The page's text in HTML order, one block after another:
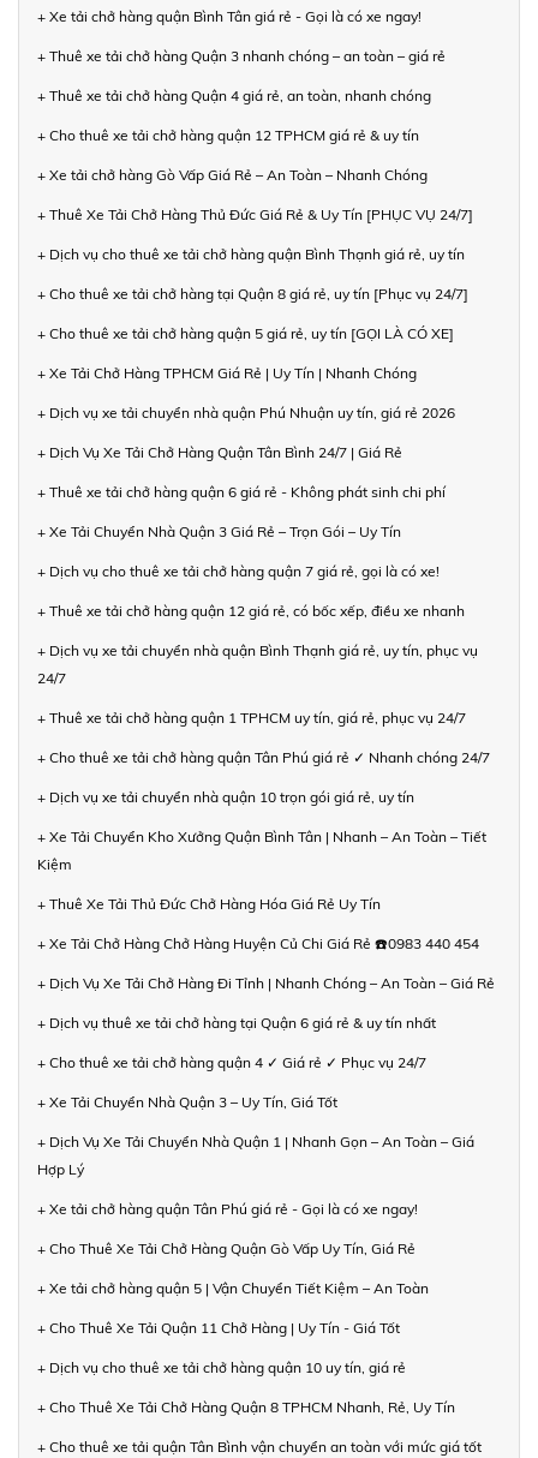
+ Xe tải chở hàng quận Bình Tân giá rẻ - Gọi là có xe ngay!
+ Thuê xe tải chở hàng Quận 3 nhanh chóng – an toàn – giá rẻ
+ Thuê xe tải chở hàng Quận 4 giá rẻ, an toàn, nhanh chóng
+ Cho thuê xe tải chở hàng quận 12 TPHCM giá rẻ & uy tín
+ Xe tải chở hàng Gò Vấp Giá Rẻ – An Toàn – Nhanh Chóng
+ Thuê Xe Tải Chở Hàng Thủ Đức Giá Rẻ & Uy Tín [PHỤC VỤ 24/7]
+ Dịch vụ cho thuê xe tải chở hàng quận Bình Thạnh giá rẻ, uy tín
+ Cho thuê xe tải chở hàng tại Quận 8 giá rẻ, uy tín [Phục vụ 24/7]
+ Cho thuê xe tải chở hàng quận 5 giá rẻ, uy tín [GỌI LÀ CÓ XE]
+ Xe Tải Chở Hàng TPHCM Giá Rẻ | Uy Tín | Nhanh Chóng
+ Dịch vụ xe tải chuyển nhà quận Phú Nhuận uy tín, giá rẻ 2026
+ Dịch Vụ Xe Tải Chở Hàng Quận Tân Bình 24/7 | Giá Rẻ
+ Thuê xe tải chở hàng quận 6 giá rẻ - Không phát sinh chi phí
+ Xe Tải Chuyển Nhà Quận 3 Giá Rẻ – Trọn Gói – Uy Tín
+ Dịch vụ cho thuê xe tải chở hàng quận 7 giá rẻ, gọi là có xe!
+ Thuê xe tải chở hàng quận 12 giá rẻ, có bốc xếp, điều xe nhanh
+ Dịch vụ xe tải chuyển nhà quận Bình Thạnh giá rẻ, uy tín, phục vụ
24/7
+ Thuê xe tải chở hàng quận 1 TPHCM uy tín, giá rẻ, phục vụ 24/7
+ Cho thuê xe tải chở hàng quận Tân Phú giá rẻ ✓ Nhanh chóng 24/7
+ Dịch vụ xe tải chuyển nhà quận 10 trọn gói giá rẻ, uy tín
+ Xe Tải Chuyển Kho Xưởng Quận Bình Tân | Nhanh – An Toàn – Tiết
Kiệm
+ Thuê Xe Tải Thủ Đức Chở Hàng Hóa Giá Rẻ Uy Tín
+ Xe Tải Chở Hàng Chở Hàng Huyện Củ Chi Giá Rẻ ☎️0983 440 454
+ Dịch Vụ Xe Tải Chở Hàng Đi Tỉnh | Nhanh Chóng – An Toàn – Giá Rẻ
+ Dịch vụ thuê xe tải chở hàng tại Quận 6 giá rẻ & uy tín nhất
+ Cho thuê xe tải chở hàng quận 4 ✓ Giá rẻ ✓ Phục vụ 24/7
+ Xe Tải Chuyển Nhà Quận 3 – Uy Tín, Giá Tốt
+ Dịch Vụ Xe Tải Chuyển Nhà Quận 1 | Nhanh Gọn – An Toàn – Giá
Hợp Lý
+ Xe tải chở hàng quận Tân Phú giá rẻ - Gọi là có xe ngay!
+ Cho Thuê Xe Tải Chở Hàng Quận Gò Vấp Uy Tín, Giá Rẻ
+ Xe tải chở hàng quận 5 | Vận Chuyển Tiết Kiệm – An Toàn
+ Cho Thuê Xe Tải Quận 11 Chở Hàng | Uy Tín - Giá Tốt
+ Dịch vụ cho thuê xe tải chở hàng quận 10 uy tín, giá rẻ
+ Cho Thuê Xe Tải Chở Hàng Quận 8 TPHCM Nhanh, Rẻ, Uy Tín
+ Cho thuê xe tải quận Tân Bình vận chuyển an toàn với mức giá tốt